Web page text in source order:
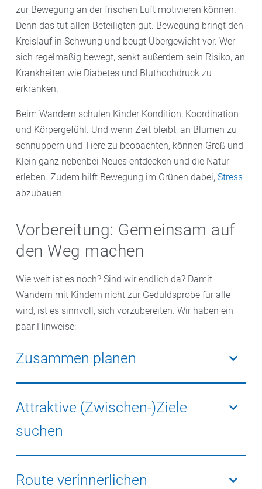
zur Bewegung an der frischen Luft motivieren können.
Denn das tut allen Beteiligten gut. Bewegung bringt den
Kreislauf in Schwung und beugt Übergewicht vor. Wer
sich regelmäßig bewegt, senkt außerdem sein Risiko, an
Krankheiten wie Diabetes und Bluthochdruck zu
erkranken.
Beim Wandern schulen Kinder Kondition, Koordination
und Körpergefühl. Und wenn Zeit bleibt, an Blumen zu
schnuppern und Tiere zu beobachten, können Groß und
Klein ganz nebenbei Neues entdecken und die Natur
erleben. Zudem hilft Bewegung im Grünen dabei, Stress
abzubauen.
Vorbereitung: Gemeinsam auf
den Weg machen
Wie weit ist es noch? Sind wir endlich da? Damit
Wandern mit Kindern nicht zur Geduldsprobe für alle
wird, ist es sinnvoll, sich vorzubereiten. Wir haben ein
paar Hinweise:
Zusammen planen
Je nach Alter der Kinder können Sie gemeinsam
überlegen, wo sie wandern wollen. Das steigert die
Vorfreude und zeigt: Wir machen etwas zusammen.
Attraktive (Zwischen-)Ziele
suchen
Ein verlockendes Ziel ist ein willkommener Anreiz. Ob
alte Burg, Badesee, Eisdiele, Abenteuerspielplatz oder
Route verinnerlichen